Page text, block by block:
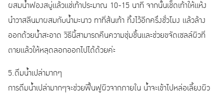
ผสมน้ำฟองสบู่แล้วแช่เท้าประมาณ 10-15 นาที จากนั้นเช็ดเท้าให้แห้ง
นำวาสลีนมาผสมกับน้ำมะนาว ทาที่ส้นเท้า ทิ้งไว้อีกครึ่งชั่วโมง แล้วล้าง
ออกด้วยน้ำสะอาด วิธีนี้สามารถคืนความชุ่มชื้นและช่วยขจัดเซลล์ผิวที่
ตายแล้วให้หลุดลอกออกไปได้ด้วยค่ะ
5.ดื่มน้ำเปล่ามากๆ
การดื่มน้ำเปล่ามากๆจะช่วยฟื้นฟูผิวจากภายใน น้ำจะเข้าไปหล่อเลี้ยงผิว